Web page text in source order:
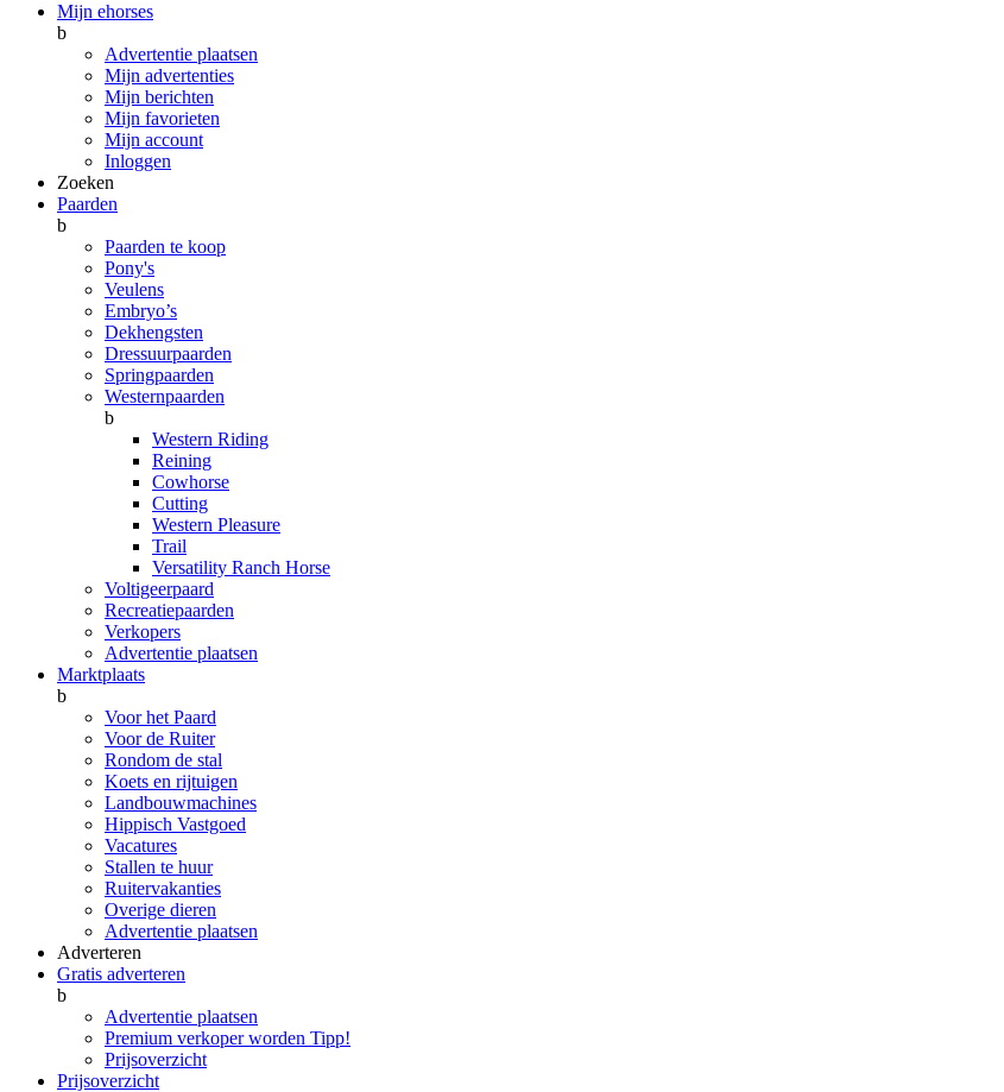
Mijn ehorses
b
Advertentie plaatsen
Mijn advertenties
Mijn berichten
Mijn favorieten
Mijn account
Inloggen
Zoeken
Paarden
b
Paarden te koop
Pony's
Veulens
Embryo’s
Dekhengsten
Dressuurpaarden
Springpaarden
Westernpaarden
b
Western Riding
Reining
Cowhorse
Cutting
Western Pleasure
Trail
Versatility Ranch Horse
Voltigeerpaard
Recreatiepaarden
Verkopers
Advertentie plaatsen
Marktplaats
b
Voor het Paard
Voor de Ruiter
Rondom de stal
Koets en rijtuigen
Landbouwmachines
Hippisch Vastgoed
Vacatures
Stallen te huur
Ruitervakanties
Overige dieren
Advertentie plaatsen
Adverteren
Gratis adverteren
b
Advertentie plaatsen
Premium verkoper worden Tipp!
Prijsoverzicht
Prijsoverzicht